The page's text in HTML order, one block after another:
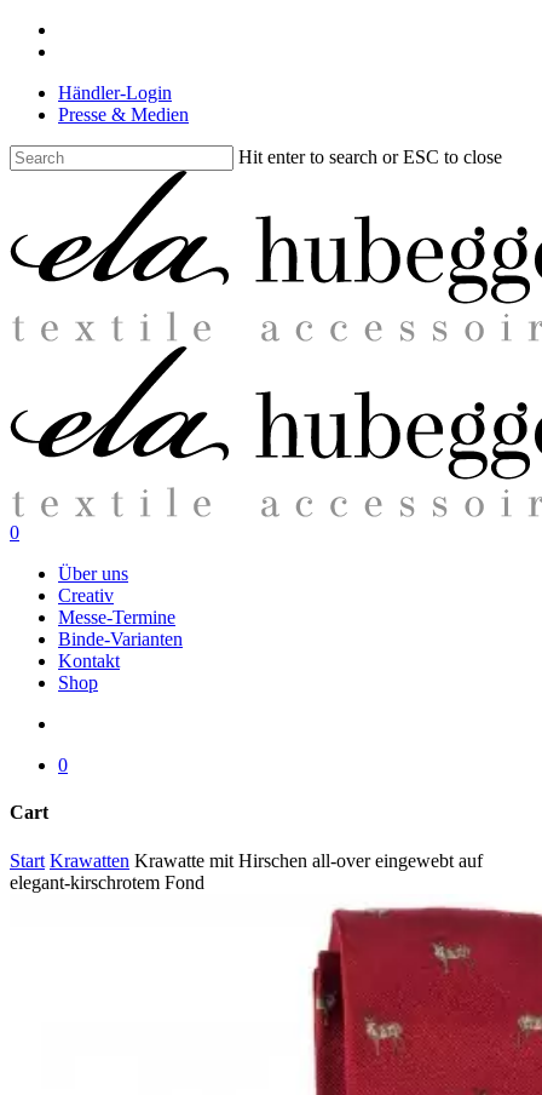
Skip
contentHändler-Login
Presse & Medien
Hit enter to search or ESC to close
search
0
Über uns
Creativ
Messe-Termine
Binde-Varianten
Kontakt
Shop
0
Cart
Close
Cart
Start Krawatten Krawatte mit Hirschen all-over eingewebt auf
elegant-kirschrotem Fond